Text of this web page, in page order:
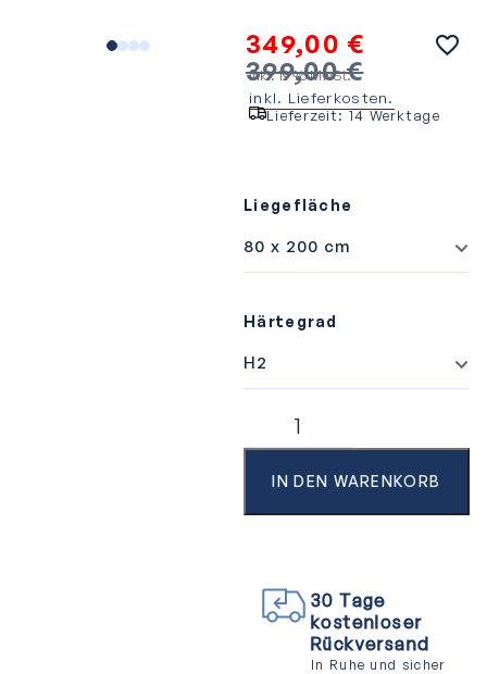
399,00€
349,00 €
inkl. 19 % MwSt.
inkl. Lieferkosten.
Lieferzeit:14 Werktage
Liegefläche
Härtegrad
IN DEN WARENKORB
30 Tage
kostenloser
Rückversand
In Ruhe und sicher